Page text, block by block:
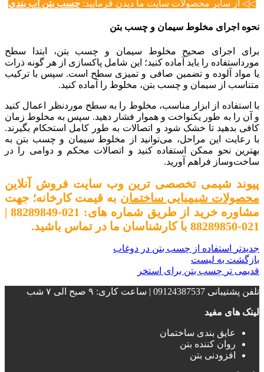
◁◁ از سایر محصولات سایت ما دیدن فرمایید: چسب بتن آب بندی
نحوه اجرای مخلوط سیمان و چسب بتن
برای اجرای صحیح مخلوط سیمان و چسب بتن، ابتدا سطح
مورداستفاده را باید آماده کنید؛ این شامل پاکسازی از هر گونه ذرات
یا مواد آلوده و تضمین صافی و تمیزی سطح است. سپس با ترکیب
متناسب از سیمان و چسب بتن، مخلوط را آماده کنید.
با استفاده از ابزار مناسب، مخلوط را به سطح موردنظر اعمال کنید
و آن را به طور یکنواخت و هموار فشار دهید. سپس به مخلوط زمان
کافی بدهید تا خشک شود و اتصالات به طور کامل استحکام بگیرند.
با رعایت این مراحل، می‌توانید از مخلوط سیمان و چسب بتن به
بهترین نحو ممکن استفاده کنید و اتصالات محکم و دوامی را در
ساخت‌وساز فراهم آورید.
پیوند شیمی تخصصی ترین وب سایت فروش آنلاین
محصولات شیمیایی ساختمان به قیمت کارخانه؛ جهت
مشاوره خرید از طریق شماره های: 021-88289849 |
021-88289850 با کارشناسان ما در تماس باشید.
جدیدتر
استفاده از چسب بتن در دوغاب
بازگشت به لیست
قدیمی تر چسب بتن برای استخر
تلفن پشتیبانی 09124387537 | ساعت کاری: ۹ صبح الی ۷ شب
لینک های مفید
عایق بندی ساختمان‌
روان کننده بتن
افزودنی بتن